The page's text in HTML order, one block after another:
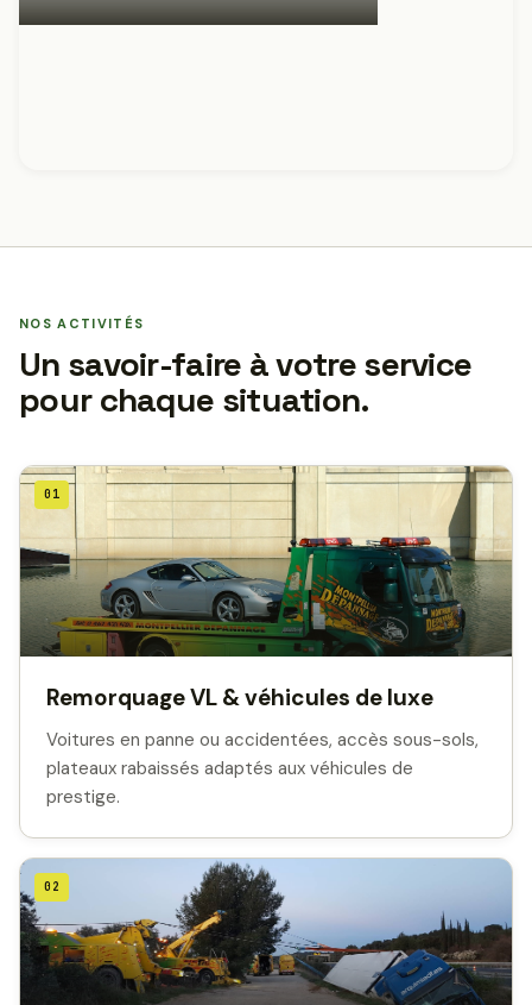
NOS ACTIVITÉS
Un savoir-faire à votre service
pour chaque situation.
01
Remorquage VL & véhicules de luxe
Voitures en panne ou accidentées, accès sous-sols,
plateaux rabaissés adaptés aux véhicules de
prestige.
02